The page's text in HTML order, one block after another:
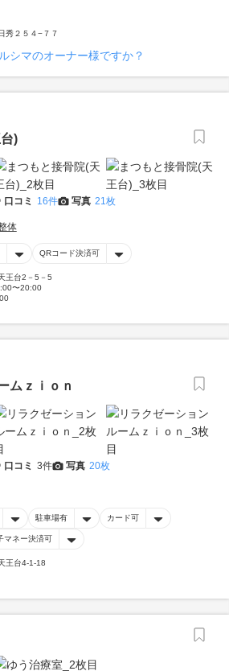
秀２５４−７７
シマのオーナー様ですか？
)
口コミ 16件 写真 21枚
体
QRコード決済可
王台2－5－5
〜20:00
ムｚｉｏｎ
口コミ 3件 写真 20枚
駐車場有 カード可
マネー決済可
王台4-1-18